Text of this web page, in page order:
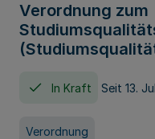
Verordnung zum
In Kraft Seit 13.
Verordnung